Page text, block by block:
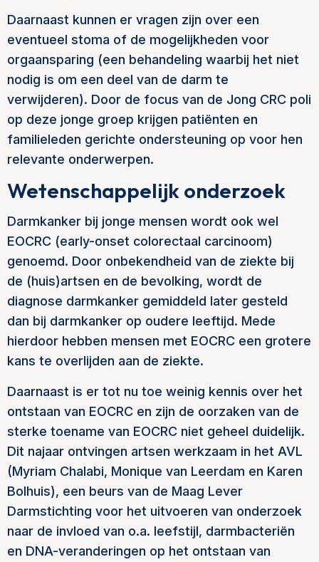
Daarnaast kunnen er vragen zijn over een
eventueel stoma of de mogelijkheden voor
orgaansparing (een behandeling waarbij het niet
nodig is om een deel van de darm te
verwijderen). Door de focus van de Jong CRC poli
op deze jonge groep krijgen patiënten en
familieleden gerichte ondersteuning op voor hen
relevante onderwerpen.
Wetenschappelijk onderzoek
Darmkanker bij jonge mensen wordt ook wel
EOCRC (early-onset colorectaal carcinoom)
genoemd. Door onbekendheid van de ziekte bij
de (huis)artsen en de bevolking, wordt de
diagnose darmkanker gemiddeld later gesteld
dan bij darmkanker op oudere leeftijd. Mede
hierdoor hebben mensen met EOCRC een grotere
kans te overlijden aan de ziekte.
Daarnaast is er tot nu toe weinig kennis over het
ontstaan van EOCRC en zijn de oorzaken van de
sterke toename van EOCRC niet geheel duidelijk.
Dit najaar ontvingen artsen werkzaam in het AVL
(Myriam Chalabi, Monique van Leerdam en Karen
Bolhuis), een beurs van de Maag Lever
Darmstichting voor het uitvoeren van onderzoek
naar de invloed van o.a. leefstijl, darmbacteriën
en DNA-veranderingen op het ontstaan van